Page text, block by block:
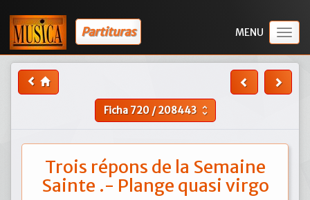
Partituras
Ficha720/208443 unfold_more
Trois répons de la Semaine
Sainte .- Plange quasi virgo